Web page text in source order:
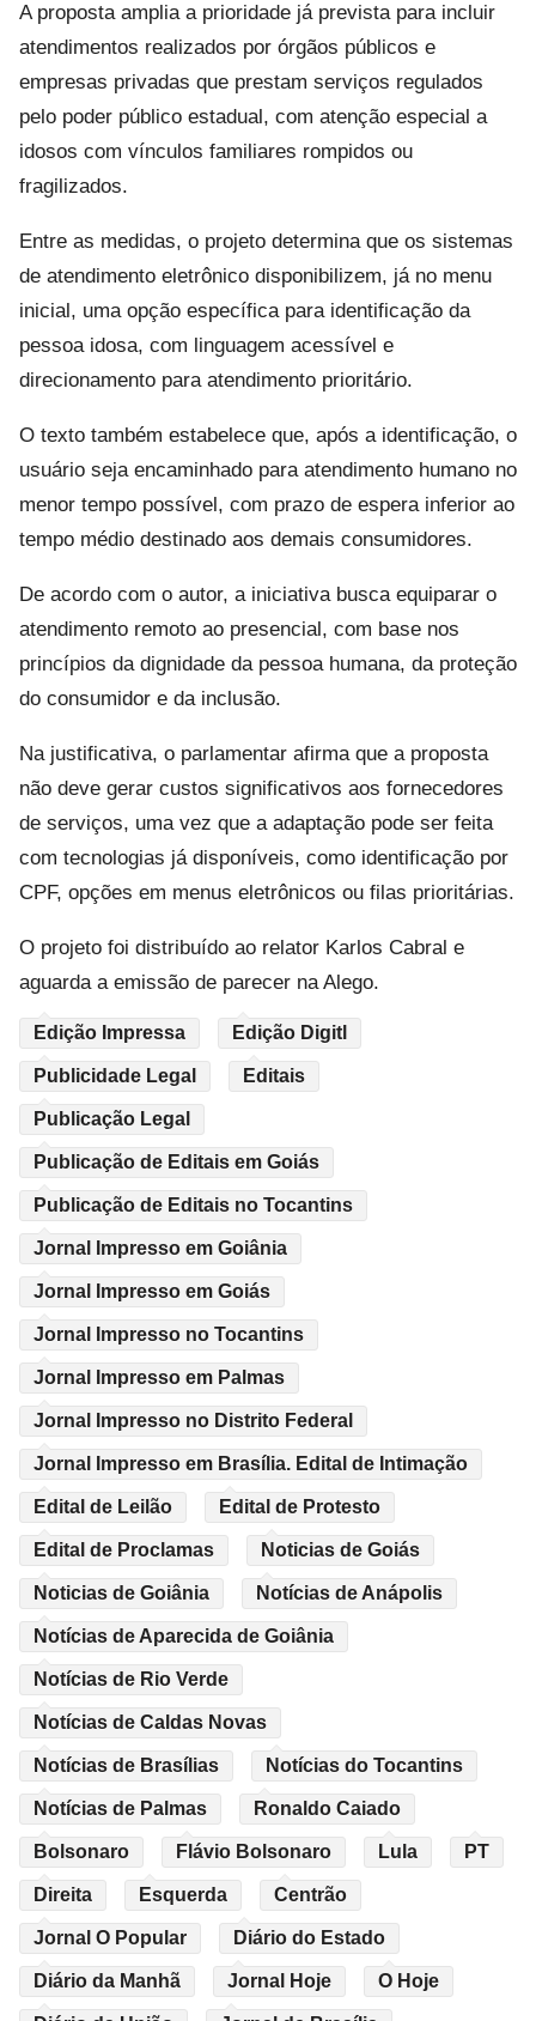
A proposta amplia a prioridade já prevista para incluir
atendimentos realizados por órgãos públicos e
empresas privadas que prestam serviços regulados
pelo poder público estadual, com atenção especial a
idosos com vínculos familiares rompidos ou
fragilizados.
Entre as medidas, o projeto determina que os sistemas
de atendimento eletrônico disponibilizem, já no menu
inicial, uma opção específica para identificação da
pessoa idosa, com linguagem acessível e
direcionamento para atendimento prioritário.
O texto também estabelece que, após a identificação, o
usuário seja encaminhado para atendimento humano no
menor tempo possível, com prazo de espera inferior ao
tempo médio destinado aos demais consumidores.
De acordo com o autor, a iniciativa busca equiparar o
atendimento remoto ao presencial, com base nos
princípios da dignidade da pessoa humana, da proteção
do consumidor e da inclusão.
Na justificativa, o parlamentar afirma que a proposta
não deve gerar custos significativos aos fornecedores
de serviços, uma vez que a adaptação pode ser feita
com tecnologias já disponíveis, como identificação por
CPF, opções em menus eletrônicos ou filas prioritárias.
O projeto foi distribuído ao relator Karlos Cabral e
aguarda a emissão de parecer na Alego.
Edição Impressa Edição Digitl
Publicidade Legal Editais
Publicação Legal
Publicação de Editais em Goiás
Publicação de Editais no Tocantins
Jornal Impresso em Goiânia
Jornal Impresso em Goiás
Jornal Impresso no Tocantins
Jornal Impresso em Palmas
Jornal Impresso no Distrito Federal
Jornal Impresso em Brasília. Edital de Intimação
Edital de Leilão Edital de Protesto
Edital de Proclamas Noticias de Goiás
Noticias de Goiânia Notícias de Anápolis
Notícias de Aparecida de Goiânia
Notícias de Rio Verde
Notícias de Caldas Novas
Notícias de Brasílias Notícias do Tocantins
Notícias de Palmas Ronaldo Caiado
Bolsonaro Flávio Bolsonaro Lula PT
Direita Esquerda Centrão
Jornal O Popular Diário do Estado
Diário da Manhã Jornal Hoje O Hoje